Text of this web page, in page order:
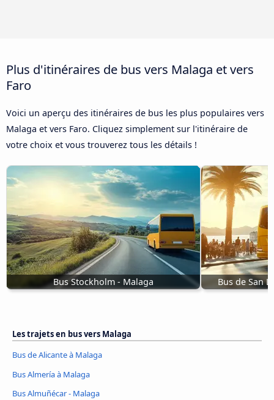
Plus d'itinéraires de bus vers Malaga et vers
Faro
Voici un aperçu des itinéraires de bus les plus populaires vers
Malaga et vers Faro. Cliquez simplement sur l'itinéraire de
votre choix et vous trouverez tous les détails !
Bus Stockholm - Malaga Bus de San
Les trajets en bus vers Malaga
Bus de Alicante à Malaga
Bus Almería à Malaga
Bus Almuñécar - Malaga